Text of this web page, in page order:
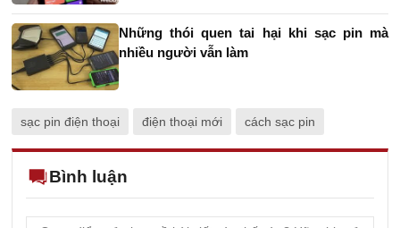
Những thói quen tai hại khi sạc pin mà
nhiều người vẫn làm
sạc pin điện thoại điện thoại mới cách sạc pin
Bình luận